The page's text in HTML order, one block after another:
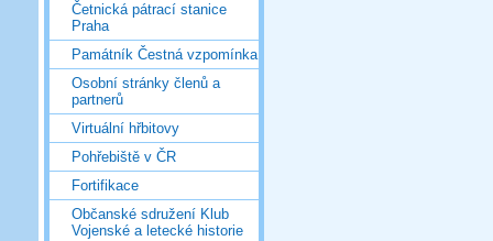
Četnická pátrací stanice
Praha
Památník Čestná vzpomínka
Osobní stránky členů a
partnerů
Virtuální hřbitovy
Pohřebiště v ČR
Fortifikace
Občanské sdružení Klub
Vojenské a letecké historie